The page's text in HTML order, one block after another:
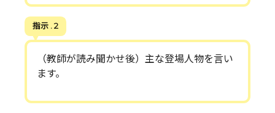
指示 . 2
（教師が読み聞かせ後）主な登場人物を言い
ます。